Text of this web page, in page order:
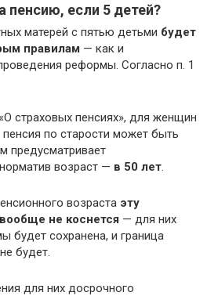
пенсию, если 5 детей?
матерей с пятью детьми будет
правилам — как и
реформы. Согласно п. 1
страховых пенсиях», для женщин
по старости может быть
предусматривает
возраст — в 50 лет.
возраста эту
не коснется — для них
будет сохранена, и граница
будет.
для них досрочного